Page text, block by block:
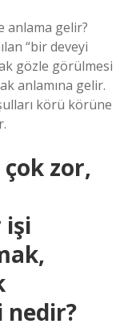
anlama gelir?
“bir deveyi
gözle görülmesi
anlamına gelir.
körü körüne
çok zor,
işi
nedir?